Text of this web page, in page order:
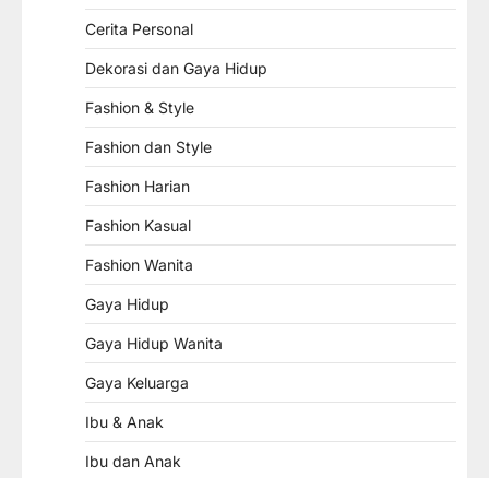
Cerita Personal
Dekorasi dan Gaya Hidup
Fashion & Style
Fashion dan Style
Fashion Harian
Fashion Kasual
Fashion Wanita
Gaya Hidup
Gaya Hidup Wanita
Gaya Keluarga
Ibu & Anak
Ibu dan Anak